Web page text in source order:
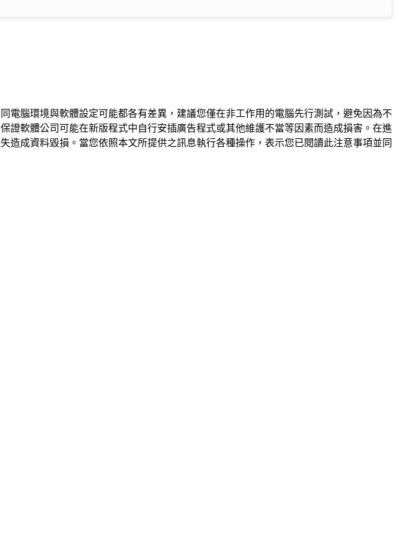
腦環境與軟體設定可能都各有差異，建議您僅在非工作用的電腦先行測試，避免因為不
軟體公司可能在新版程式中自行安插廣告程式或其他維護不當等因素而造成損害。在進
成資料毀損。當您依照本文所提供之訊息執行各種操作，表示您已閱讀此注意事項並同